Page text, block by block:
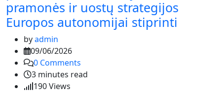
pramonės ir uostų strategijos
Europos autonomijai stiprinti
byadmin
09/06/2026
0 Comments
3 minutes read
190Views